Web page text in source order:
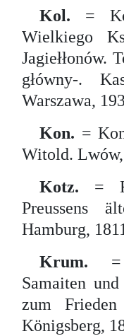
Kol. =
Wielkiego
Jagiełłonów.
główny-.
Warszawa,
Kon. =
Witold.
Kotz. =
Preussens
Hamburg,
Krum.
Samaiten
zum
Königsberg,